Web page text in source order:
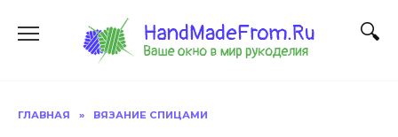
содержанию
ГЛАВНАЯ » ВЯЗАНИЕ СПИЦАМИ